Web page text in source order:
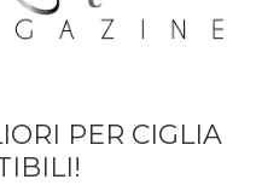
PER CIGLIA